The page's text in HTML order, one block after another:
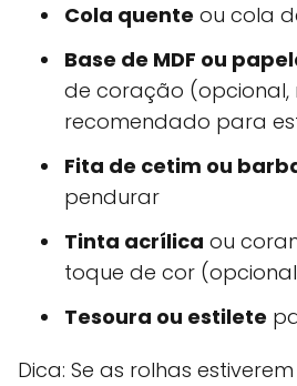
Cola quente ou cola
Base de MDF ou
de coração (opcional,
recomendado para
Fita de cetim ou
pendurar
Tinta acrílica ou
toque de cor
Tesoura ou estilete
Dica: Se as rolhas